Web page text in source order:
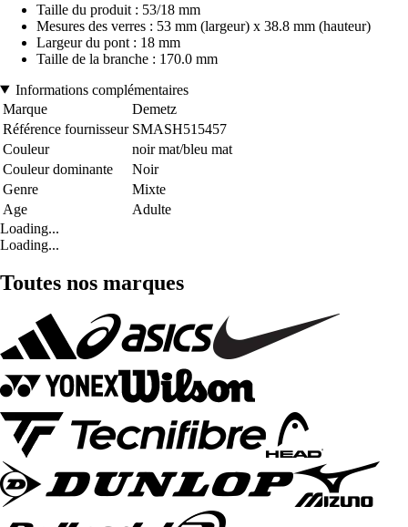
Taille du produit : 53/18 mm
Mesures des verres : 53 mm (largeur) x 38.8 mm (hauteur)
Largeur du pont : 18 mm
Taille de la branche : 170.0 mm
Informations complémentaires
Marque
Demetz
Référence fournisseur SMASH515457
Couleur
noir mat/bleu mat
Couleur dominante
Noir
Genre
Mixte
Age
Adulte
Loading...
Loading...
Toutes nos marques